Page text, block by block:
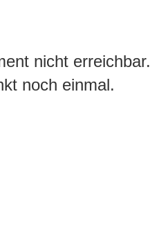
nicht erreichbar.
noch einmal.